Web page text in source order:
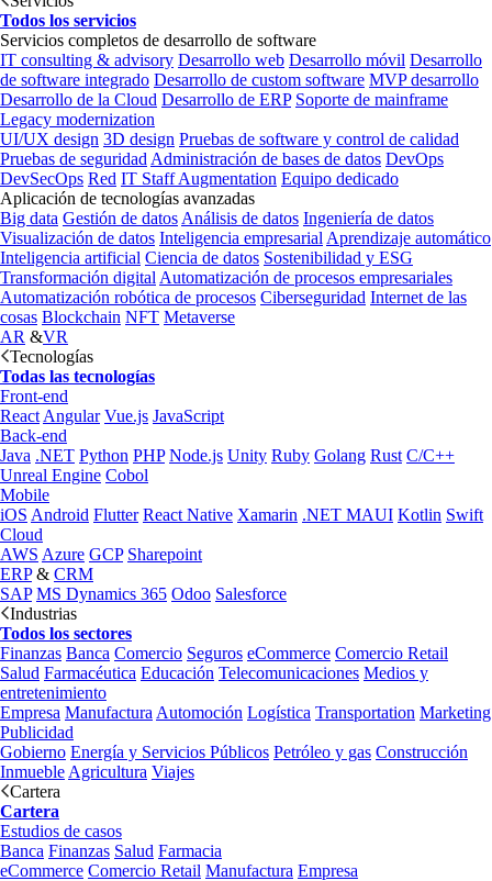
Todos los servicios
Servicios completos de desarrollo de software
IT consulting & advisory Desarrollo web Desarrollo móvil Desarrollo
de software integrado Desarrollo de custom software MVP desarrollo
Desarrollo de la Cloud Desarrollo de ERP Soporte de mainframe
Legacy modernization
UI/UX design 3D design Pruebas de software y control de calidad
Pruebas de seguridad Administración de bases de datos DevOps
DevSecOps Red IT Staff Augmentation Equipo dedicado
Aplicación de tecnologías avanzadas
Big data Gestión de datos Análisis de datos Ingeniería de datos
Visualización de datos Inteligencia empresarial Aprendizaje automático
Inteligencia artificial Ciencia de datos Sostenibilidad y ESG
Transformación digital Automatización de procesos empresariales
Automatización robótica de procesos Ciberseguridad Internet de las
cosas Blockchain NFT Metaverse
AR &VR
Tecnologías
Todas las tecnologías
Front-end
React Angular Vue.js JavaScript
Back-end
Java .NET Python PHP Node.js Unity Ruby Golang Rust C/C++
Unreal Engine Cobol
Mobile
iOS Android Flutter React Native Xamarin .NET MAUI Kotlin Swift
Cloud
AWS Azure GCP Sharepoint
ERP& CRM
SAP MS Dynamics 365 Odoo Salesforce
Industrias
Todos los sectores
Finanzas Banca Comercio Seguros eCommerce Comercio Retail
Salud Farmacéutica Educación Telecomunicaciones Medios y
entretenimiento
Empresa Manufactura Automoción Logística Transportation Marketing
Publicidad
Gobierno Energía y Servicios Públicos Petróleo y gas Construcción
Inmueble Agricultura Viajes
Cartera
Cartera
Estudios de casos
Banca Finanzas Salud Farmacia
eCommerce Comercio Retail Manufactura Empresa